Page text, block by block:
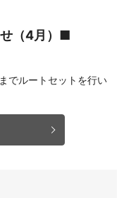
（4月）■
でルートセットを行い